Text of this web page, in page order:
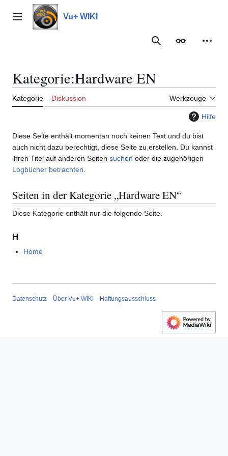
Inhalt
springenHauptmenü Vu+ WIKI
Suche
Kategorie:Hardware EN
Kategorie Diskussion Werkzeuge
Hilfe
Diese Seite enthält momentan noch keinen Text und du bist
auch nicht dazu berechtigt, diese Seite zu erstellen. Du kannst
ihren Titel auf anderen Seiten suchen oder die zugehörigen
Logbücher betrachten
Seiten in der Kategorie „Hardware EN“
Diese Kategorie enthält nur die folgende Seite.
H
Home
Datenschutz Über Vu+ WIKI Haftungsausschluss